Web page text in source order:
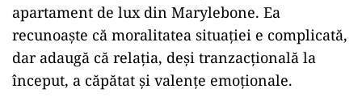
apartament de lux din Marylebone. Ea
recunoaşte că moralitatea situaţiei e complicată,
dar adaugă că relaţia, deşi tranzacţională la
început, a căpătat şi valenţe emoţionale.